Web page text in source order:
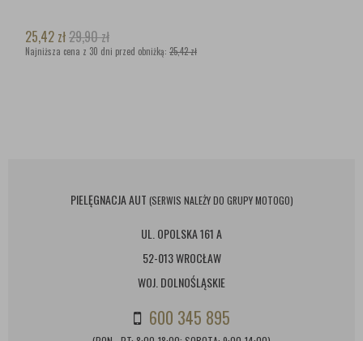
25,42 zł29,90zł
Najniższa cena z 30 dni przed obniżką: 25,42 zł
PIELĘGNACJA AUT (SERWIS NALEŻY DO GRUPY MOTOGO)
UL. OPOLSKA 161 A
52-013 WROCŁAW
WOJ. DOLNOŚLĄSKIE
600 345 895